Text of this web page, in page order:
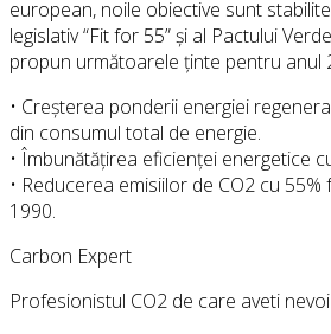
european, noile obiective sunt
legislativ “Fit for 55” și al Pactului
propun următoarele ținte pentru anul
• Creșterea ponderii energiei
din consumul total de energie.
• Îmbunătățirea eficienței energetice
• Reducerea emisiilor de CO2 cu 55%
1990.
Carbon Expert
Profesionistul CO2 de care aveti